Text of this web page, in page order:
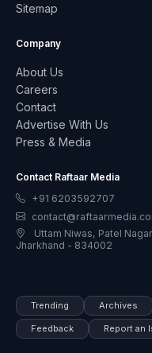
Sitemap
Company
About Us
Careers
Contact
Advertise With Us
Press & Media
Contact Raftaar Media
+91 6203592707
Uttam Niwas, Patel
Jharkhand - 834002
Trending Archives
Feedback Report an